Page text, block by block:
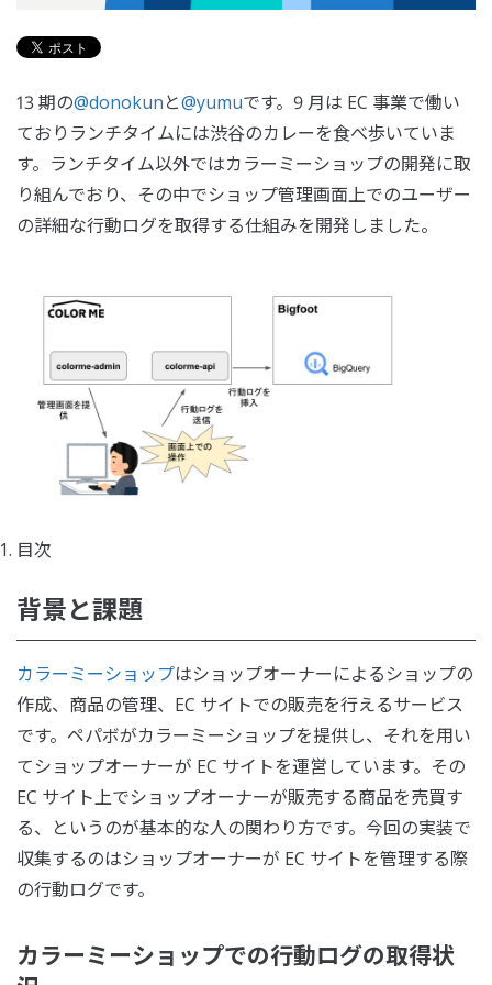
13 期の@donokunと@yumuです。9 月は EC 事業で働い
ておりランチタイムには渋谷のカレーを食べ歩いていま
す。ランチタイム以外ではカラーミーショップの開発に取
り組んでおり、その中でショップ管理画面上でのユーザー
の詳細な行動ログを取得する仕組みを開発しました。
目次
背景と課題
カラーミーショップはショップオーナーによるショップの
作成、商品の管理、EC サイトでの販売を行えるサービス
です。ペパボがカラーミーショップを提供し、それを用い
てショップオーナーが EC サイトを運営しています。その
EC サイト上でショップオーナーが販売する商品を売買す
る、というのが基本的な人の関わり方です。今回の実装で
収集するのはショップオーナーが EC サイトを管理する際
の行動ログです。
カラーミーショップでの行動ログの取得状